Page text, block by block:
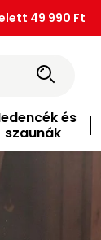
49 990 Ft
és
szaunák